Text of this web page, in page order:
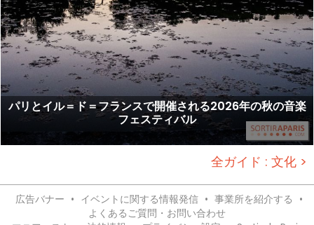
パリとイル＝ド＝フランスで開催される2026年の秋の音楽
フェスティバル
全ガイド : 文化 >
広告バナー • イベントに関する情報発信 • 事業所を紹介する •
よくあるご質問・お問い合わせ